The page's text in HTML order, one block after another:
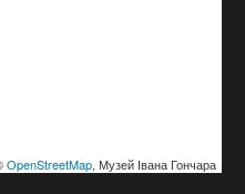
OpenStreetMap, Музей Івана Гончара